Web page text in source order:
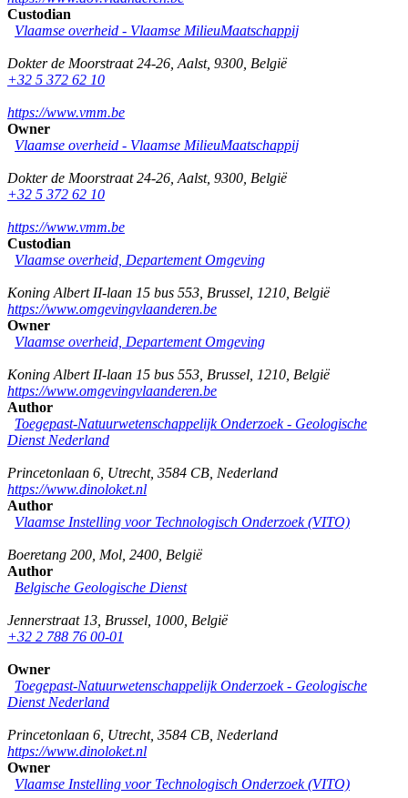
Custodian
Vlaamse overheid - Vlaamse MilieuMaatschappij
Dokter de Moorstraat 24-26 Aalst, 9300 België
+32 5 372 62 10
https://www.vmm.be
Owner
Vlaamse overheid - Vlaamse MilieuMaatschappij
Dokter de Moorstraat 24-26 Aalst, 9300 België
+32 5 372 62 10
https://www.vmm.be
Custodian
Vlaamse overheid, Departement Omgeving
Koning Albert II-laan 15 bus 553 Brussel 1210 België
https://www.omgevingvlaanderen.be
Owner
Vlaamse overheid, Departement Omgeving
Koning Albert II-laan 15 bus 553 Brussel 1210 België
https://www.omgevingvlaanderen.be
Author
Toegepast-Natuurwetenschappelijk Onderzoek - Geologische
Dienst Nederland
Princetonlaan 6 Utrecht, 3584 CB Nederland
https://www.dinoloket.nl
Author
Vlaamse Instelling voor Technologisch Onderzoek (VITO)
Boeretang 200 Mol 2400 België
Author
Belgische Geologische Dienst
Jennerstraat 13 Brussel 1000 België
+32 2 788 76 00-01
Owner
Toegepast-Natuurwetenschappelijk Onderzoek - Geologische
Dienst Nederland
Princetonlaan 6 Utrecht, 3584 CB Nederland
https://www.dinoloket.nl
Owner
Vlaamse Instelling voor Technologisch Onderzoek (VITO)